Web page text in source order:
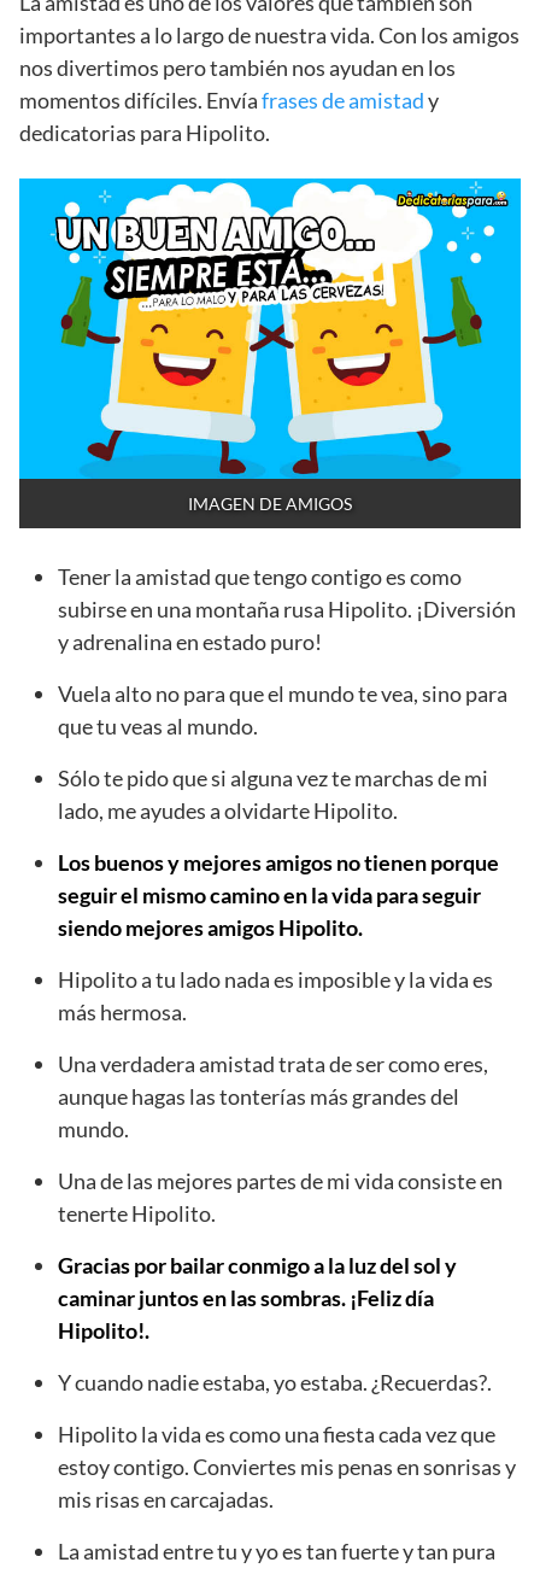
importantes a lo largo de nuestra vida. Con los amigos
nos divertimos pero también nos ayudan en los
momentos difíciles. Envíafrases de amistady
dedicatorias para Hipolito.
IMAGEN DE AMIGOS
Tener la amistad que tengo contigo es como
subirse en una montaña rusa Hipolito. ¡Diversión
y adrenalina en estado puro!
Vuela alto no para que el mundo te vea, sino para
que tu veas al mundo.
Sólo te pido que si alguna vez te marchas de mi
lado, me ayudes a olvidarte Hipolito.
Los buenos y mejores amigos no tienen porque
seguir el mismo camino en la vida para seguir
siendo mejores amigos Hipolito.
Hipolito a tu lado nada es imposible y la vida es
más hermosa.
Una verdadera amistad trata de ser como eres,
aunque hagas las tonterías más grandes del
mundo.
Una de las mejores partes de mi vida consiste en
tenerte Hipolito.
Gracias por bailar conmigo a la luz del sol y
caminar juntos en las sombras. ¡Feliz día
Hipolito!.
Y cuando nadie estaba, yo estaba. ¿Recuerdas?.
Hipolito la vida es como una fiesta cada vez que
estoy contigo. Conviertes mis penas en sonrisas y
mis risas en carcajadas.
La amistad entre tu y yo es tan fuerte y tan pura